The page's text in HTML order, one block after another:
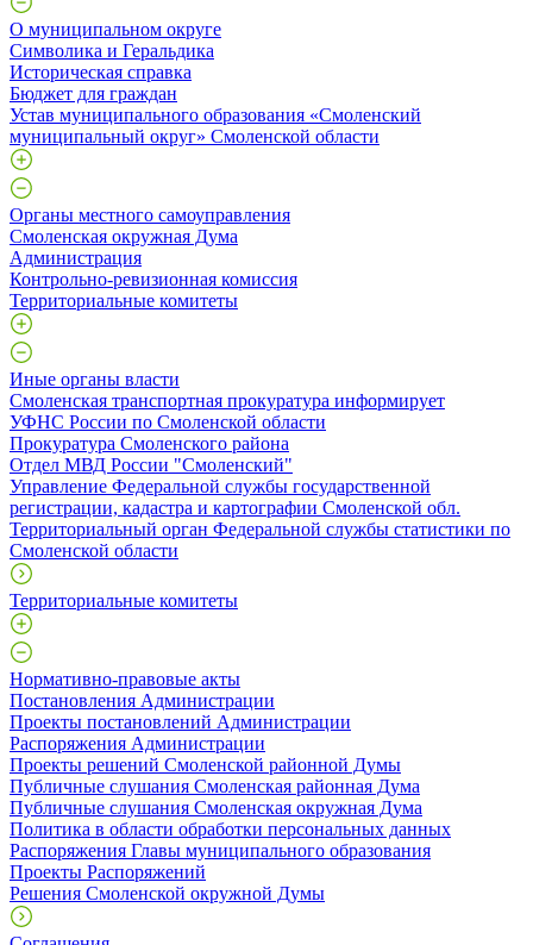
О муниципальном округе
Символика и Геральдика
Историческая справка
Бюджет для граждан
Устав муниципального образования «Смоленский
муниципальный округ» Смоленской области
Органы местного самоуправления
Смоленская окружная Дума
Администрация
Контрольно-ревизионная комиссия
Территориальные комитеты
Иные органы власти
Смоленская транспортная прокуратура информирует
УФНС России по Смоленской области
Прокуратура Смоленского района
Отдел МВД России "Смоленский"
Управление Федеральной службы государственной
регистрации, кадастра и картографии Смоленской обл.
Территориальный орган Федеральной службы статистики по
Смоленской области
Территориальные комитеты
Нормативно-правовые акты
Постановления Администрации
Проекты постановлений Администрации
Распоряжения Администрации
Проекты решений Смоленской районной Думы
Публичные слушания Смоленская районная Дума
Публичные слушания Смоленская окружная Дума
Политика в области обработки персональных данных
Распоряжения Главы муниципального образования
Проекты Распоряжений
Решения Смоленской окружной Думы